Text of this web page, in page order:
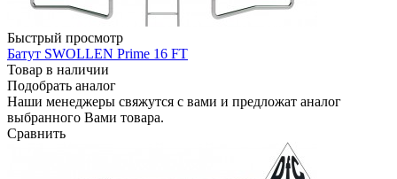
Быстрый просмотр
Батут SWOLLEN Prime 16 FT
Товар в наличии
Подобрать аналог
Наши менеджеры свяжутся с вами и предложат аналог
выбранного Вами товара.
Сравнить